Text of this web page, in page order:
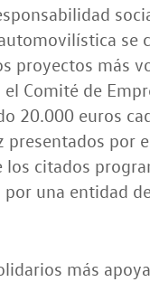
se
proyectos más
Comité de
20.000 euros
por
citados
una entidad
más